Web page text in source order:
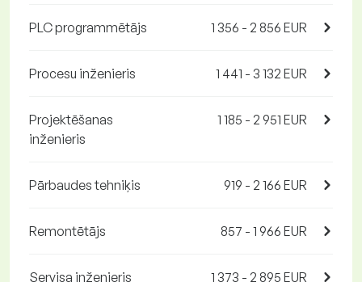
PLC programmētājs 1 356 - 2 856 EUR
Procesu inženieris 1 441 - 3 132 EUR
Projektēšanas
inženieris
1 185 - 2 951 EUR
Pārbaudes tehniķis 919 - 2 166 EUR
Remontētājs 857 - 1 966 EUR
Servisa inženieris 1 373 - 2 895 EUR